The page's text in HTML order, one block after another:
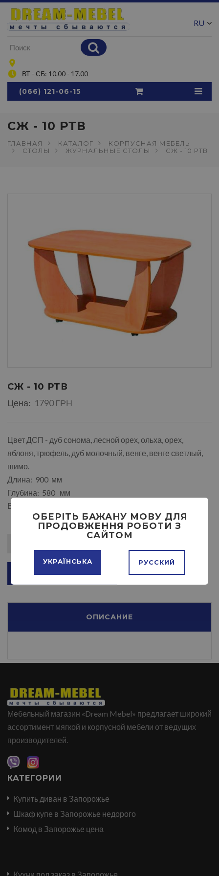
ВТ - СБ: 10.00 - 17.00
RU
(066) 121-06-15
СЖ - 10 РТВ
ГЛАВНАЯ КАТАЛОГ
КОРПУСНАЯ МЕБЕЛЬ
СТОЛЫ
ЖУРНАЛЬНЫЕ СТОЛЫ СЖ - 10 РТВ
СЖ - 10 РТВ
Цена: 1790 ГРН
Цвет ДСП - дуб сонома, лесной орех, ольха, орех,
яблоня, трюфель, дуб молочный, венге, венге светлый,
шимо.
Длина: 900 мм
Глубина: 580 мм
Высота: 570 мм
ДОБАВИТЬ В КОРЗИНУ
ОПИСАНИЕ
Мебельный магазин «Dream Mebel» предлагает широкий
ассортимент мягкой и корпусной мебели от ведущих
производителей.
КАТЕГОРИИ
Купить диван в Запорожье
Шкаф купе в Запорожье недорого
Комод в Запорожье цена
Кухни под заказ в Запорожье
ОБЕРІТЬ БАЖАНУ МОВУ ДЛЯ
ПРОДОВЖЕННЯ РОБОТИ З
САЙТОМ
УКРАЇНСЬКА РУССКИЙ